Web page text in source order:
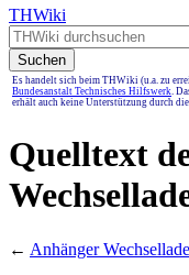
THWiki
Suchen
Es handelt sich beim THWiki (u.a. zu
Bundesanstalt Technisches Hilfswerk.
erhält auch keine Unterstützung durch
Quelltext
← Anhänger